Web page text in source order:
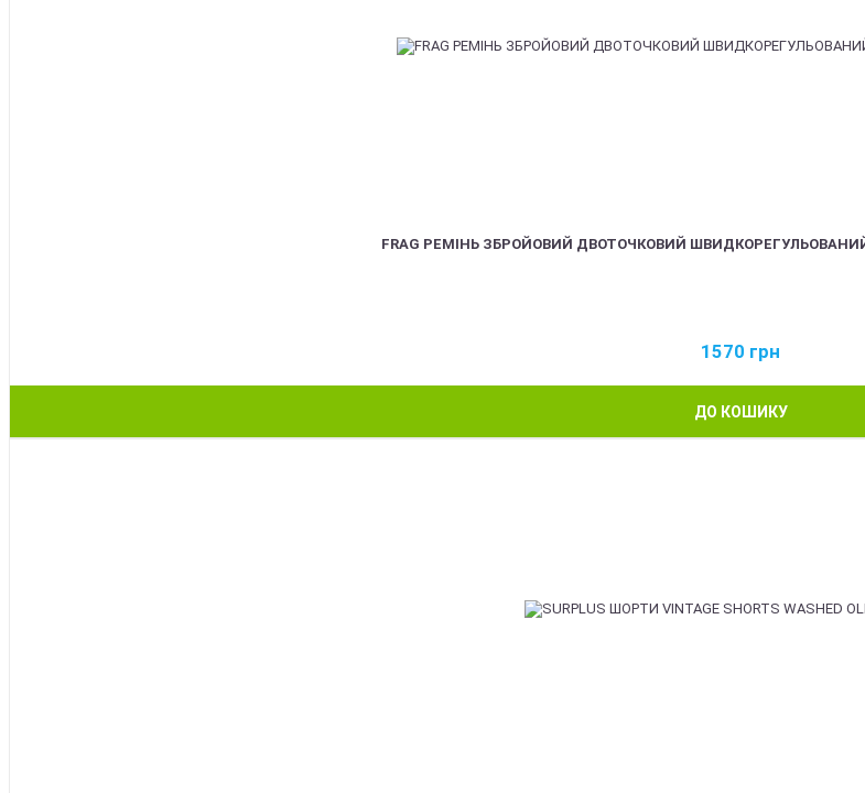
FRAG РЕМІНЬ ЗБРОЙОВИЙ ДВОТОЧКОВИЙ
1570 грн
ДО КОШИКУ